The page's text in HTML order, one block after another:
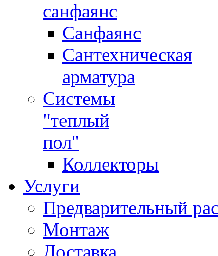
санфаянс
Санфаянс
Сантехническая
арматура
Системы
"теплый
пол"
Коллекторы
Услуги
Предварительный
Монтаж
Доставка